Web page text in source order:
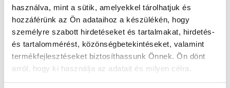
használva, mint a sütik, amelyekkel tárolhatjuk és
hozzáférünk az Ön adataihoz a készülékén, hogy
személyre szabott hirdetéseket és tartalmakat, hirdetés-
és tartalommérést, közönségbetekintéseket, valamint
termékfejlesztéseket biztosíthassunk Önnek. Ön dönt
arról, hogy ki használja az adatait és milyen célra.
10 M Ft 181 818 Ft/m
Bakonyszentlászló - Eladó családi ház
Alakítsa ki álmai otthonát a Bakony szívében! Eladó egy 55 négyzetméteres, felújítandó ...
2 szoba 55 m